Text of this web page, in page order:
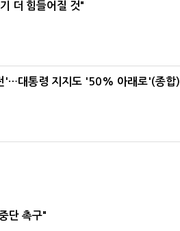
더 힘들어질 것"
'…대통령 지지도 '50% 아래로'(종합)
단 촉구"